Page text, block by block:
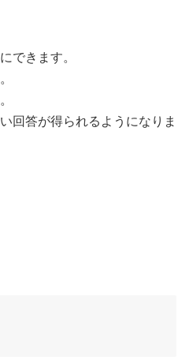
できます。
回答が得られるようになりま